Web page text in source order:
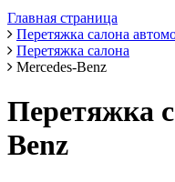
Главная страница
Перетяжка салона
Перетяжка салона
Mercedes-Benz
Перетяжка
Benz